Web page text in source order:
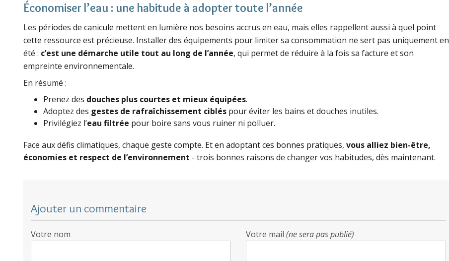
Économiser l’eau : une habitude à adopter toute l’année
Les périodes de canicule mettent en lumière nos besoins accrus en eau, mais elles rappellent aussi à quel point
cette ressource est précieuse. Installer des équipements pour limiter sa consommation ne sert pas uniquement en
été : c’est une démarche utile tout au long de l’année, qui permet de réduire à la fois sa facture et son
empreinte environnementale.
En résumé :
Prenez des douches plus courtes et mieux équipées.
Adoptez des gestes de rafraîchissement ciblés pour éviter les bains et douches inutiles.
Privilégiez l’eau filtrée pour boire sans vous ruiner ni polluer.
Face aux défis climatiques, chaque geste compte. Et en adoptant ces bonnes pratiques, vous alliez bien-être,
économies et respect de l’environnement - trois bonnes raisons de changer vos habitudes, dès maintenant.
Ajouter un commentaire
Votre nom Votre mail (ne sera pas publié)